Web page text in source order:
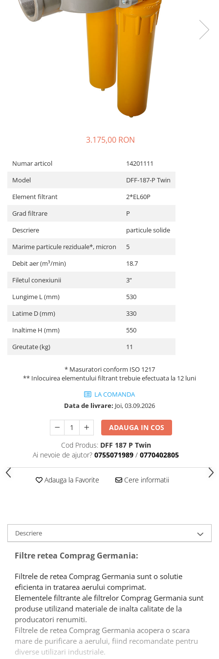
3.175,00 RON
Numar articol
14201111
Model
DFF-187-P Twin
Element filtrant
2*EL60P
Grad filtrare
P
Descriere
particule solide
Marime particule reziduale*, micron
5
Debit aer (m³/min)
18.7
Filetul conexiunii
3“
Lungime L (mm)
530
Latime D (mm)
330
Inaltime H (mm)
550
Greutate (kg)
11
* Masuratori conform ISO 1217
** Inlocuirea elementului filtrant trebuie efectuata la 12 luni
LA COMANDA
Data de livrare: Joi, 03.09.2026
ADAUGA IN COS
Cod Produs: DFF 187 P Twin
Ai nevoie de ajutor? 0755071989 / 0770402805
Adauga la Favorite Cere informatii
Descriere
Filtre retea Comprag Germania:
Filtrele de retea Comprag Germania sunt o solutie
eficienta in tratarea aerului comprimat.
Elementele filtrante ale filtrelor Comprag Germania sunt
produse utilizand materiale de inalta calitate de la
producatori renumiti.
Filtrele de retea Comprag Germania acopera o scara
mare de purificare a aerului, fiind recomandate pentru
diverse utilizari industriale.